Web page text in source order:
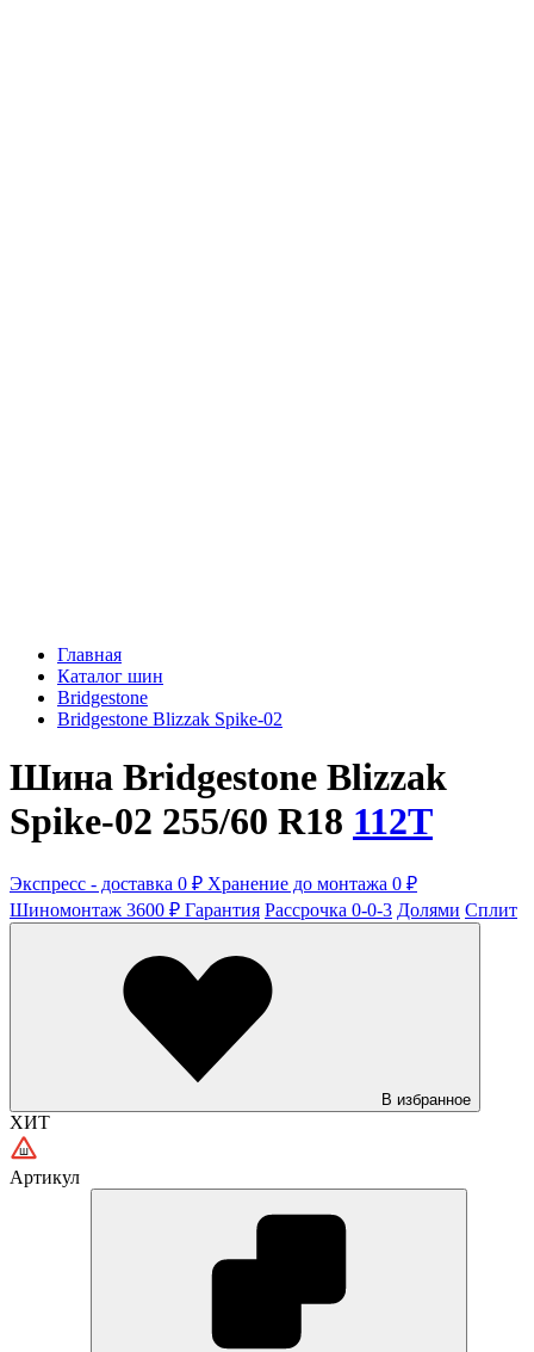
Главная
Каталог шин
Bridgestone
Bridgestone Blizzak Spike-02
Шина Bridgestone Blizzak
Spike-02 255/60 R18 112T
Экспресс - доставка 0 ₽ Хранение до монтажа 0 ₽
Шиномонтаж 3600 ₽ Гарантия Рассрочка 0-0-3 Долями Сплит
В избранное
ХИТ
Артикул